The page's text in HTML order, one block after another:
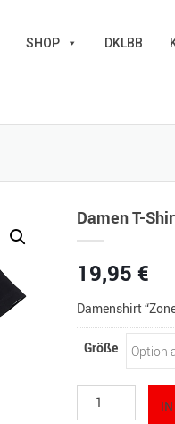
SHOP DKLBB
Damen T-
19,95 €
Damenshirt
Größe
Damen